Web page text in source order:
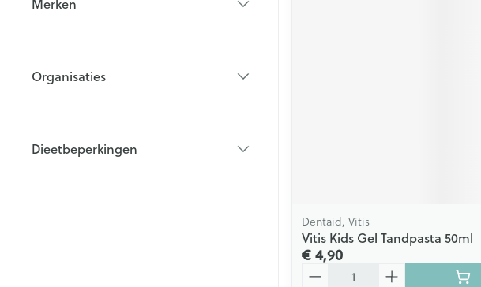
Organisaties
Dieetbeperkingen
Dentaid, Vitis
Vitis Kids Gel Tandpasta 50ml
€ 4,90